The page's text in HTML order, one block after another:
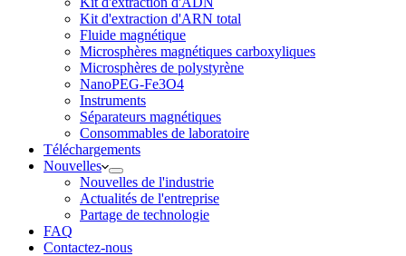
Kit d'extraction d'ARN total
Fluide magnétique
Microsphères magnétiques carboxyliques
Microsphères de polystyrène
NanoPEG-Fe3O4
Instruments
Séparateurs magnétiques
Consommables de laboratoire
Téléchargements
Nouvelles
Nouvelles de l'industrie
Actualités de l'entreprise
Partage de technologie
FAQ
Contactez-nous